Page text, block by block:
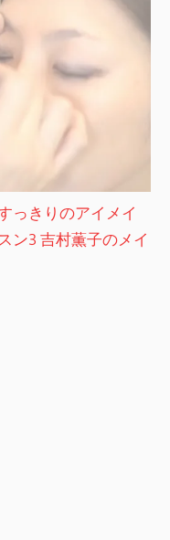
っきりのアイメイ
ン3 吉村薫子のメイ